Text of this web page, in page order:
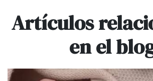
Artículos
en el